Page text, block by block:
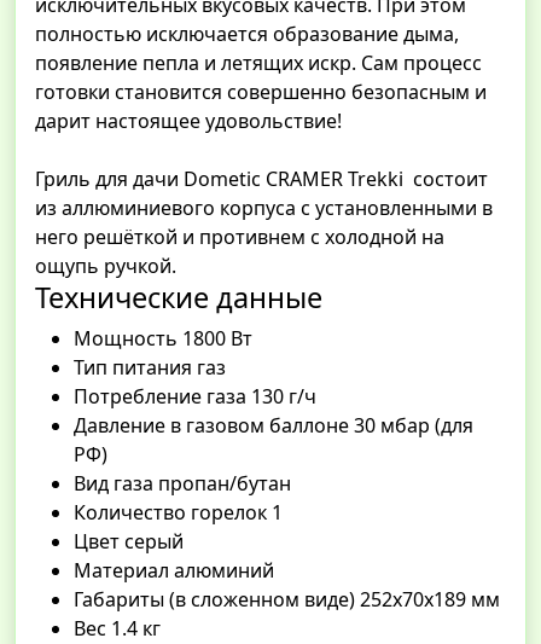
исключительных вкусовых качеств. При этом
полностью исключается образование дыма,
появление пепла и летящих искр. Сам процесс
готовки становится совершенно безопасным и
дарит настоящее удовольствие!
Гриль для дачи Dometic CRAMER Trekki состоит
из аллюминиевого корпуса с установленными в
него решёткой и противнем с холодной на
ощупь ручкой.
Технические данные
Мощность 1800 Вт
Тип питания газ
Потребление газа 130 г/ч
Давление в газовом баллоне 30 мбар (для
РФ)
Вид газа пропан/бутан
Количество горелок 1
Цвет серый
Материал алюминий
Габариты (в сложенном виде) 252x70x189 мм
Вес 1.4 кг